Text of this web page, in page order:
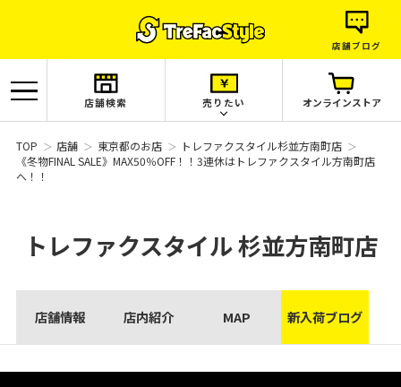
店舗ブログ
店舗検索 売りたい オンラインストア
TOP 店舗 東京都のお店
トレファクスタイル杉並方南町店
《冬物FINAL SALE》MAX50％OFF！！3連休はトレファクスタイル方南町店
へ！！
トレファクスタイル杉並方南町店
店舗情報 店内紹介 MAP 新入荷ブログ